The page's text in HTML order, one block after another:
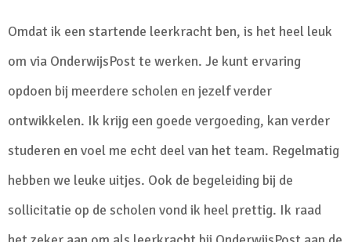
Omdat ik een startende leerkracht ben, is het heel leuk
om via OnderwijsPost te werken. Je kunt ervaring
opdoen bij meerdere scholen en jezelf verder
ontwikkelen. Ik krijg een goede vergoeding, kan verder
studeren en voel me echt deel van het team. Regelmatig
hebben we leuke uitjes. Ook de begeleiding bij de
sollicitatie op de scholen vond ik heel prettig. Ik raad